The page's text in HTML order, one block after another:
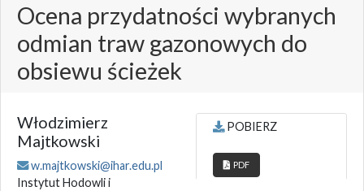
Ocena przydatności wybranych
odmian traw gazonowych do
obsiewu ścieżek
Włodzimierz
Majtkowski
w.majtkowski@ihar.edu.pl
Instytut Hodowli i
POBIERZ
PDF